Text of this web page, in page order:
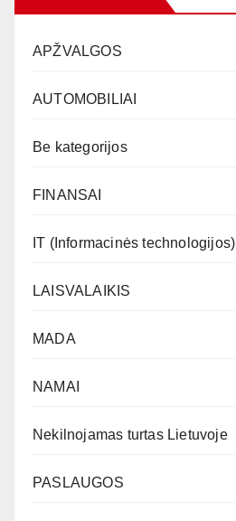
APŽVALGOS
AUTOMOBILIAI
Be kategorijos
FINANSAI
IT (Informacinės technologijos)
LAISVALAIKIS
MADA
NAMAI
Nekilnojamas turtas Lietuvoje
PASLAUGOS